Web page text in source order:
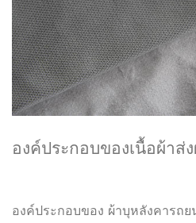
องค์ประกอบของเนื้อผ้า
องค์ประกอบของ ผ้าบุหลังคารถ